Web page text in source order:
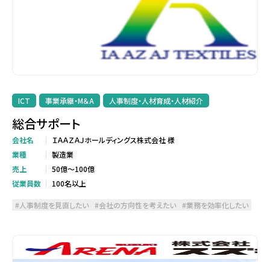
ICT 事業承継・M＆A 人事制度・人材育成・人材紹介
総合サポート
会社名
ＩＡＡＺＡＪホールディングス株式会社 様
業種
製造業
売上
50億～100億
従業員数
100名以上
人事制度を見直したい 会社の方向性を考えたい 業務を効率化したい